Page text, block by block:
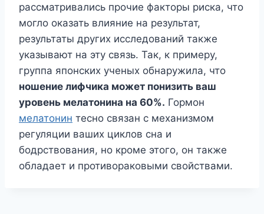
рассматривались прочие факторы риска, что
могло оказать влияние на результат,
результаты других исследований также
указывают на эту связь. Так, к примеру,
группа японских ученых обнаружила, что
ношение лифчика может понизить ваш
уровень мелатонина на 60%. Гормон
мелатонин тесно связан с механизмом
регуляции ваших циклов сна и
бодрствования, но кроме этого, он также
обладает и противораковыми свойствами.